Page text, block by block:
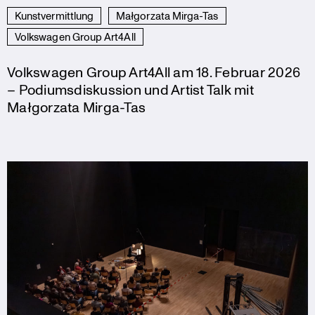
Kunstvermittlung
Małgorzata Mirga-Tas
Volkswagen Group Art4All
Volkswagen Group Art4All am 18. Februar 2026
– Podiumsdiskussion und Artist Talk mit
Małgorzata Mirga-Tas